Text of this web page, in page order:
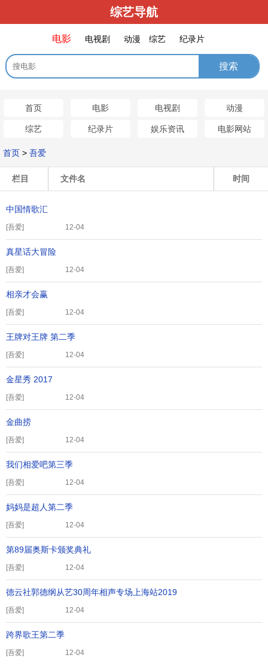
综艺导航
电影 电视剧 动漫 综艺 纪录片
首页 电影 电视剧 动漫
综艺 纪录片 娱乐资讯 电影网站
首页 > 吾爱
栏目 文件名 时间
[吾爱]
中国情歌汇
12-04
[吾爱]
真星话大冒险
12-04
[吾爱]
相亲才会赢
12-04
[吾爱]
王牌对王牌 第二季
12-04
[吾爱]
金星秀 2017
12-04
[吾爱]
金曲捞
12-04
[吾爱]
我们相爱吧第三季
12-04
[吾爱]
妈妈是超人第二季
12-04
[吾爱]
第89届奥斯卡颁奖典礼
12-04
[吾爱]
德云社郭德纲从艺30周年相声专场上海站2019
12-04
[吾爱]
跨界歌王第二季
12-04